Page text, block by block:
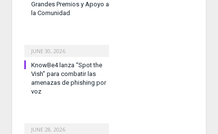
Grandes Premios y Apoyo a
la Comunidad
JUNE 30, 2026
KnowBe4 lanza “Spot the
Vish” para combatir las
amenazas de phishing por
voz
JUNE 28, 2026